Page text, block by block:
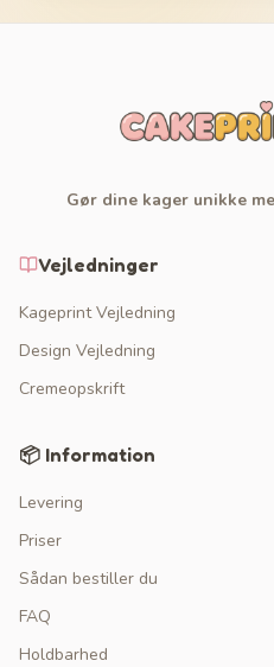
Gør dine kager unikke
Vejledninger
Kageprint Vejledning
Design Vejledning
Cremeopskrift
📦 Information
Levering
Priser
Sådan bestiller du
FAQ
Holdbarhed